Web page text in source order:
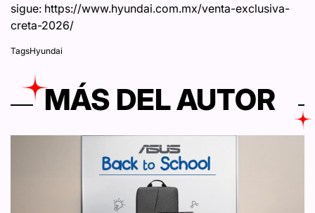
sigue: https://www.hyundai.com.mx/venta-exclusiva-
creta-2026/
TagsHyundai
MÁS DEL AUTOR